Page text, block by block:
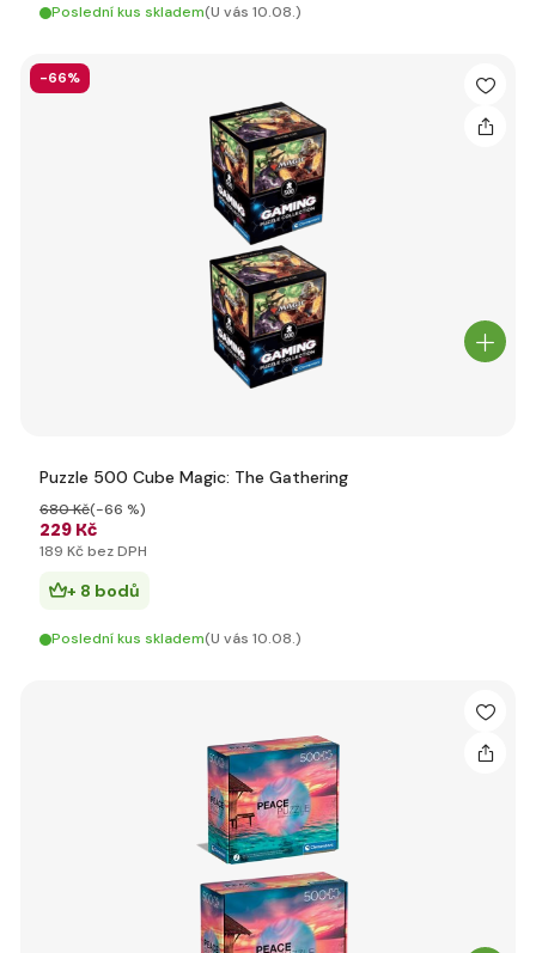
Poslední kus skladem(U vás 10.08.)
-66%
Puzzle 500 Cube Magic: The Gathering
229 Kč
680 Kč(-66 %)
189 Kč bez DPH
+ 8 bodů
Poslední kus skladem(U vás 10.08.)